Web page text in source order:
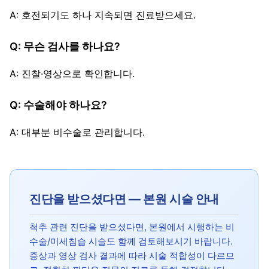
A: 호전되기도 하나 지속되면 진료받으세요.
Q: 무슨 검사를 하나요?
A: 진찰·영상으로 확인합니다.
Q: 수술해야 하나요?
A: 대부분 비수술로 관리합니다.
진단을 받으셨다면 — 본원 시술 안내
척추 관련 진단을 받으셨다면, 본원에서 시행하는 비
수술/미세침습 시술도 함께 검토해보시기 바랍니다.
증상과 영상 검사 결과에 따라 시술 적합성이 다르므